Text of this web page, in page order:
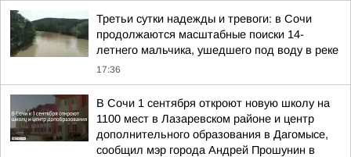
Третьи сутки надежды и тревоги: в Сочи
продолжаются масштабные поиски 14-
летнего мальчика, ушедшего под воду в реке
17:36
В Сочи 1 сентября откроют новую школу на
1100 мест в Лазаревском районе и центр
дополнительного образования в Дагомысе,
сообщил мэр города Андрей Прошунин в